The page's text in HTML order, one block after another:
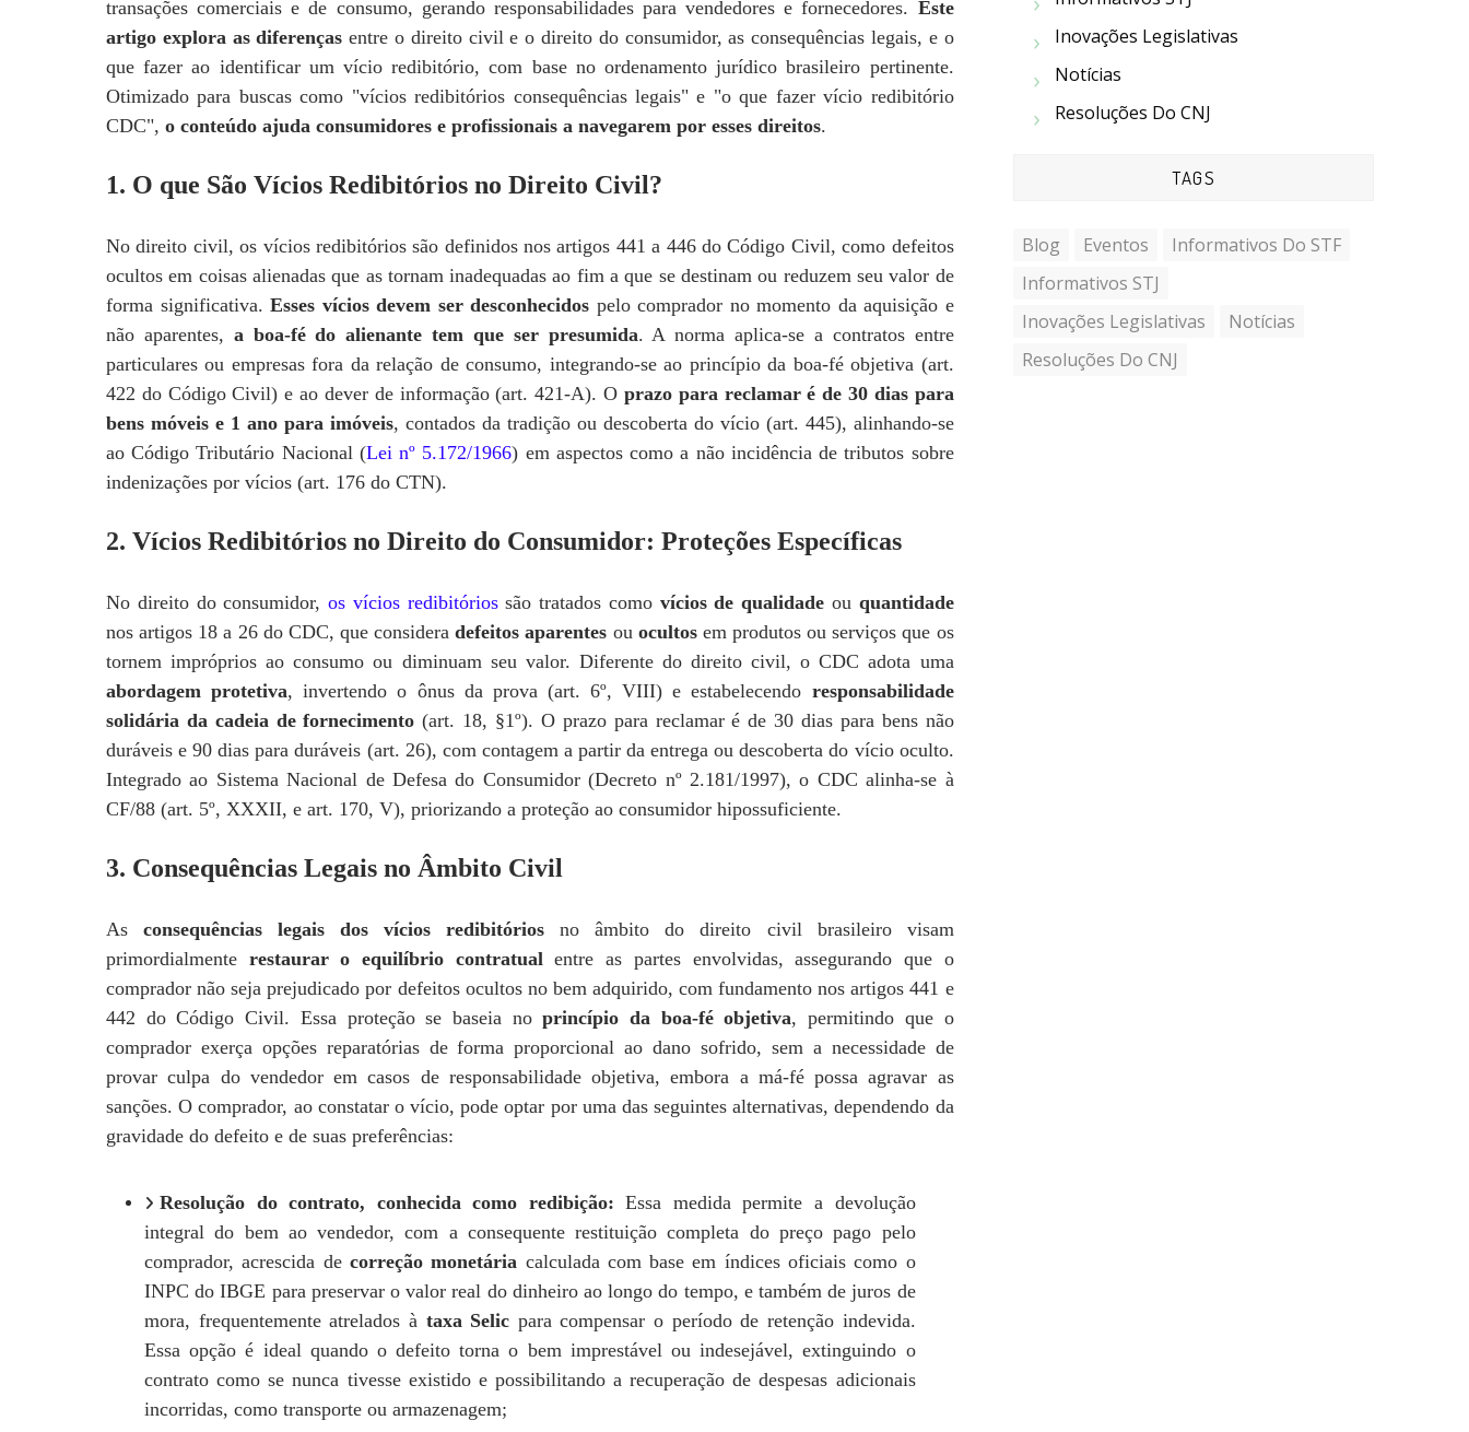
transações comerciais e de consumo, gerando responsabilidades para vendedores e fornecedores. Este
artigo explora as diferenças entre o direito civil e o direito do consumidor, as consequências legais, e o
que fazer ao identificar um vício redibitório, com base no ordenamento jurídico brasileiro pertinente.
Otimizado para buscas como "vícios redibitórios consequências legais" e "o que fazer vício redibitório
CDC", o conteúdo ajuda consumidores e profissionais a navegarem por esses direitos.
1. O que São Vícios Redibitórios no Direito Civil?
No direito civil, os vícios redibitórios são definidos nos artigos 441 a 446 do Código Civil, como defeitos
ocultos em coisas alienadas que as tornam inadequadas ao fim a que se destinam ou reduzem seu valor de
forma significativa.Esses vícios devem ser desconhecidos pelo comprador no momento da aquisição e
não aparentes, a boa-fé do alienante tem que ser presumida. A norma aplica-se a contratos entre
particulares ou empresas fora da relação de consumo, integrando-se ao princípio da boa-fé objetiva (art.
422 do Código Civil) e ao dever de informação (art. 421-A). O prazo para reclamar é de 30 dias para
bens móveis e 1 ano para imóveis, contados da tradição ou descoberta do vício (art. 445), alinhando-se
ao Código Tributário Nacional (Lei nº 5.172/1966) em aspectos como a não incidência de tributos sobre
indenizações por vícios (art. 176 do CTN).
2. Vícios Redibitórios no Direito do Consumidor: Proteções Específicas
No direito do consumidor,os vícios redibitóriossão tratados como vícios de qualidade ou quantidade
nos artigos 18 a 26 do CDC, que consideradefeitos aparentes ou ocultos em produtos ou serviços que os
tornem impróprios ao consumo ou diminuam seu valor. Diferente do direito civil, o CDC adota uma
abordagem protetiva, invertendo o ônus da prova (art. 6º, VIII) e estabelecendo responsabilidade
solidária da cadeia de fornecimento (art. 18, §1º). O prazo para reclamar é de 30 dias para bens não
duráveis e 90 dias para duráveis (art. 26), com contagem a partir da entrega ou descoberta do vício oculto.
Integrado ao Sistema Nacional de Defesa do Consumidor (Decreto nº 2.181/1997), o CDC alinha-se à
CF/88 (art. 5º, XXXII, e art. 170, V), priorizando a proteção ao consumidor hipossuficiente.
3. Consequências Legais no Âmbito Civil
Asconsequências legais dos vícios redibitórios no âmbito do direito civil brasileiro visam
primordialmente restaurar o equilíbrio contratualentre as partes envolvidas, assegurando que o
comprador não seja prejudicado por defeitos ocultos no bem adquirido, com fundamento nos artigos 441 e
442 do Código Civil. Essa proteção se baseia noprincípio da boa-fé objetiva, permitindo que o
comprador exerça opções reparatórias de forma proporcional ao dano sofrido, sem a necessidade de
provar culpa do vendedor em casos de responsabilidade objetiva, embora a má-fé possa agravar as
sanções. O comprador, ao constatar o vício, pode optar por uma das seguintes alternativas, dependendo da
gravidade do defeito e de suas preferências:
Resolução do contrato, conhecida como redibição:Essa medida permite a devolução
integral do bem ao vendedor, com a consequente restituição completa do preço pago pelo
comprador, acrescida de correção monetária calculada com base em índices oficiais como o
INPC do IBGE para preservar o valor real do dinheiro ao longo do tempo, e também de juros de
mora, frequentemente atrelados à taxa Selic para compensar o período de retenção indevida.
Essa opção é ideal quando o defeito torna o bem imprestável ou indesejável, extinguindo o
contrato como se nunca tivesse existido e possibilitando a recuperação de despesas adicionais
incorridas, como transporte ou armazenagem;
Inovações Legislativas
Notícias
Resoluções Do CNJ
TAGS
Blog Eventos
Informativos Do STF
Informativos STJ
Inovações Legislativas
Notícias
Resoluções Do CNJ